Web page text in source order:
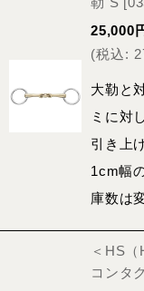
25,000
(税込:
大勒と
ミに対
引き上
1cm幅
庫数は
＜HS
コンタ